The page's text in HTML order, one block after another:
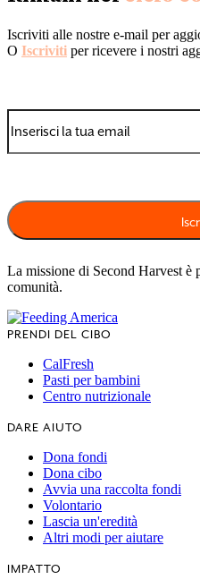
Iscriviti alle nostre e-mail per
O Iscriviti per ricevere i nostri
La missione di Second Harvest è
comunità.
PRENDI DEL CIBO
CalFresh
Pasti per bambini
Centro nutrizionale
DARE AIUTO
Dona fondi
Dona cibo
Avvia una raccolta fondi
Volontario
Lascia un'eredità
Altri modi per aiutare
IMPATTO